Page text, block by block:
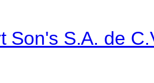
Son's S.A. de